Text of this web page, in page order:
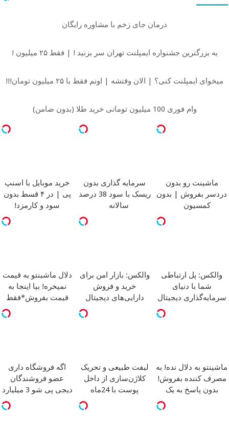
درمان جای زخم با مشاوره رایگان
به بزرگترین جشنواره ایمپلنت تهران سر بزنید ! | فقط ۲۵ میلیون !
میخوای ایمپلنت کنی؟ | الان وقتشه | اونم فقط با ۲۵ میلیون تومان!!!
وام فوری 100 میلیون تومانی خرید طلا (بدون ضامن)
ماشینت رو بدون
دردسر بفروش | بدون
کمسیون
سرمایه گذاری بدون
ریسک با سود 38 درصد
سالانه
خرید موبایل با اسنپ
پی | در ۴ قسط بدون
سود و کارمزد!
والکس: پل ارتباطی
شما با دنیای
سرمایه‌گذاری دیجیتال
والکس: بازار امن برای
خرید و فروش
دارایی‌های دیجیتال
دلال ماشینتو به قیمت
نمیخره! بیا اینجا به
قیمت بفروش*فقط
ماشینتو به دلال نده! به
مصرف کننده بفروش!
بدون پاسخ به یک
لیفت طبیعی و تحریک
کلاژن‌سازی از داخل
پوست با 24ماه
جوان شو
اگه فروشگاه داری
عضو فروشندگان
دیجی پی شو 3 میلیارد